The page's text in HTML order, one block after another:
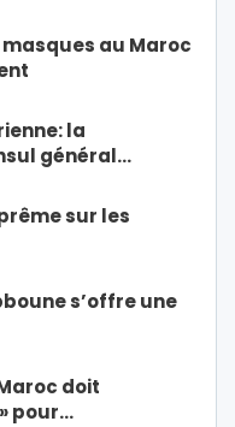
au Maroc
la
général…
sur les
s’offre une
doit
pour…